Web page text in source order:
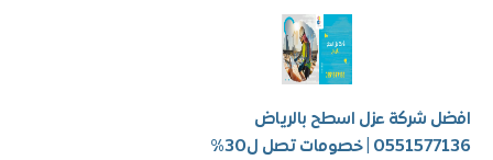
شركة عزل اسطح بالرياض
| خصومات تصل ل30%